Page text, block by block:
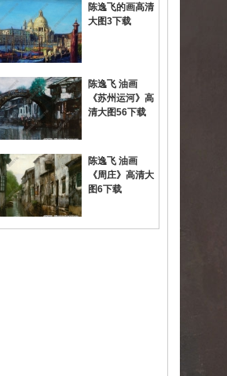
陈逸飞的画高清
大图3下载
陈逸飞 油画
《苏州运河》高
清大图56下载
陈逸飞 油画
《周庄》高清大
图6下载